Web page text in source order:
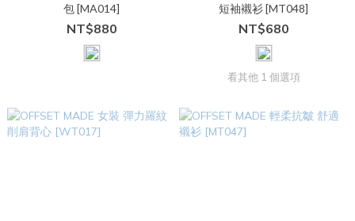
包 [MA014]
NT$880
短袖襯衫 [MT048]
NT$680
看其他 1 個選項